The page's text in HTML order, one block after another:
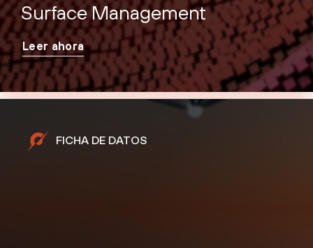
Surface Management
Leer ahora
FICHA DE DATOS